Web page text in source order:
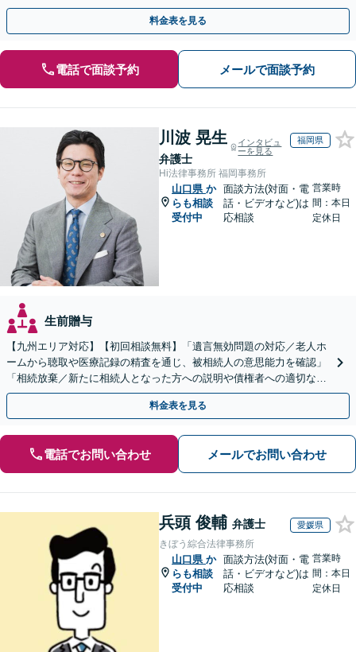
不動産会社と連携し無料査定&財産調査も◎
料金表を見る
電話で面談予約 メールで面談予約
川波 晃生
弁護士
インタビュ
ーを見る
福岡県
Hi法律事務所 福岡事務所
山口県 か
らも相談
受付中
面談方法(対面・電
話・ビデオなど)は
応相談
営業時
間：本日
定休日
生前贈与
【九州エリア対応】【初回相談無料】「遺言無効問題の対応／老人ホ
ームから聴取や医療記録の精査を通じ、被相続人の意思能力を確認」
「相続放棄／新たに相続人となった方への説明や債権者への適切な対
応まで、きめ細やかにサポート」【休日・夜間相談可】
料金表を見る
電話でお問い合わせ メールでお問い合わせ
兵頭 俊輔 弁護士 愛媛県
きぼう綜合法律事務所
山口県 か
らも相談
受付中
面談方法(対面・電
話・ビデオなど)は
応相談
営業時
間：本日
定休日